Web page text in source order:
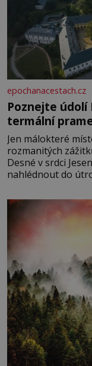
epochanacestach.cz
Poznejte údolí
termální
Jen málokteré
rozmanitých
Desné v srdci
nahlédnout do
se na koloběžce a
Velkých Losinách